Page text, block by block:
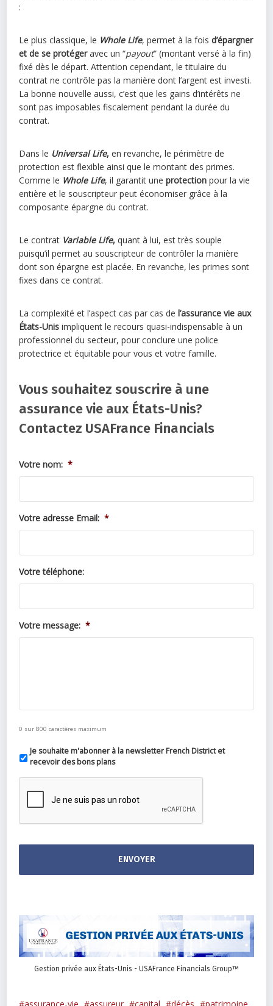
:
Le plus classique, le Whole Life, permet à la foisd’épargner
et de se protégeravec un “payout” (montant versé à la fin)
fixé dès le départ. Attention cependant, le titulaire du
contrat ne contrôle pas la manière dont l’argent est investi.
La bonne nouvelle aussi, c’est que les gains d’intérêts ne
sont pas imposables fiscalement pendant la durée du
contrat.
Dans le Universal Life, en revanche, le périmètre de
protection est flexible ainsi que le montant des primes.
Comme le Whole Life, il garantit uneprotection pour la vie
entière et le souscripteur peut économiser grâce à la
composante épargne du contrat.
Le contrat Variable Life, quant à lui, est très souple
puisqu’il permet au souscripteur de contrôler la manière
dont son épargne est placée. En revanche, les primes sont
fixes dans ce contrat.
La complexité et l’aspect cas par cas del’assurance vie aux
États-Unis impliquent le recours quasi-indispensable à un
professionnel du secteur, pour conclure une police
protectrice et équitable pour vous et votre famille.
Vous souhaitez souscrire à une
assurance vie aux États-Unis?
Contactez USAFrance Financials
Votre nom: *
Votre adresse Email: *
Votre téléphone:
Votre message: *
0 sur 800 caractères maximum
Je souhaite m'abonner à la newsletter French District et
recevoir des bons plans
Gestion privée aux États-Unis - USAFrance Financials Group™